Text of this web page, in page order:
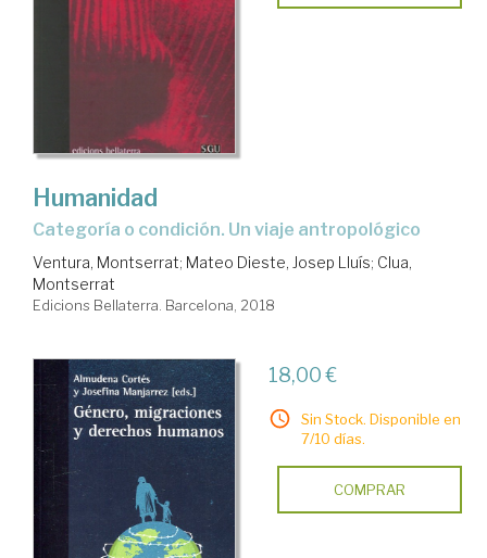
Humanidad
Categoría o condición. Un viaje antropológico
Ventura, Montserrat; Mateo Dieste, Josep Lluís; Clua,
Montserrat
Edicions Bellaterra. Barcelona, 2018
18,00 €
Sin Stock. Disponible en
7/10 días.
COMPRAR